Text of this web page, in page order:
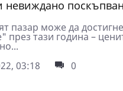
невиждано
пазар може да
през тази година –
03:18
0